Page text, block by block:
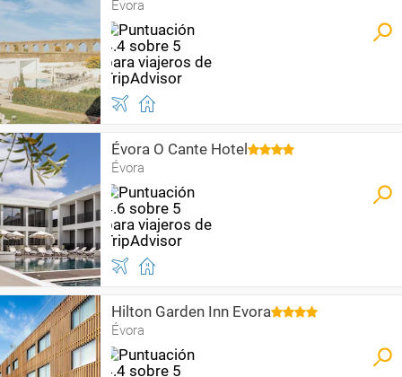
Évora
Évora O Cante Hotel
Évora
Hilton Garden Inn Evora
Évora